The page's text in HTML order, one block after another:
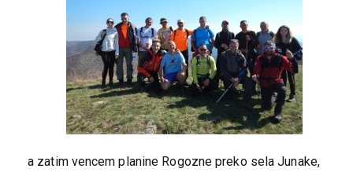
a zatim vencem planine Rogozne preko sela Junake,